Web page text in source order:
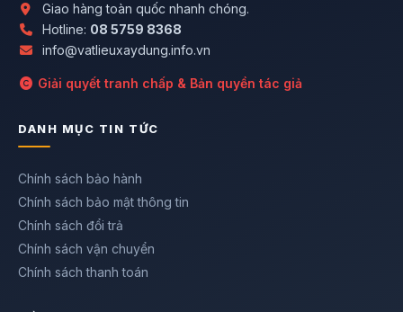
Giao hàng toàn quốc nhanh chóng.
Hotline: 08 5759 8368
info@vatlieuxaydung.info.vn
Giải quyết tranh chấp & Bản quyền tác giả
DANH MỤC TIN TỨC
Chính sách bảo hành
Chính sách bảo mật thông tin
Chính sách đổi trả
Chính sách vận chuyển
Chính sách thanh toán